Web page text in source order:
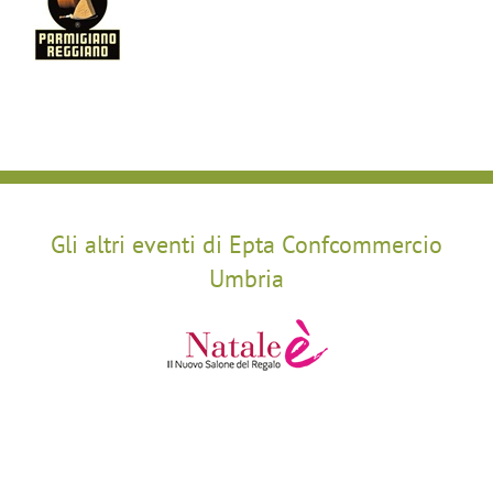
Gli altri eventi di Epta Confcommercio
Umbria